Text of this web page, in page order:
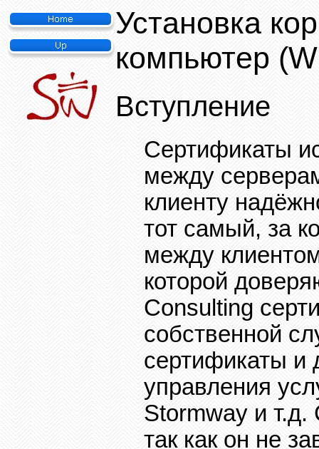
Установка
компьютер
Вступление
Сертификаты
между
клиенту
тот самый, за
между
которой
Consulting
собственной
сертификаты и
управления
Stormway и
так как он не